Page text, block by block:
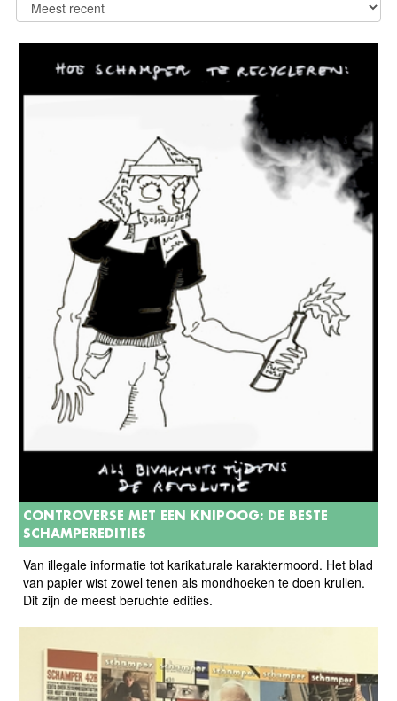
CONTROVERSE MET EEN KNIPOOG: DE BESTE
SCHAMPEREDITIES
Van illegale informatie tot karikaturale karaktermoord. Het blad
van papier wist zowel tenen als mondhoeken te doen krullen.
Dit zijn de meest beruchte edities.